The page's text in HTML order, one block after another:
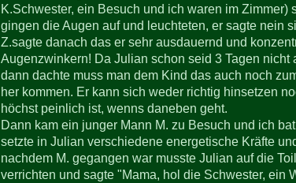
K.Schwester, ein Besuch und ich waren im
gingen die Augen auf und leuchteten, er sagte nein
Z.sagte danach das er sehr ausdauernd und
Augenzwinkern! Da Julian schon seid 3 Tagen
dann dachte muss man dem Kind das auch noch
her kommen. Er kann sich weder richtig hinsetzen
höchst peinlich ist, wenns daneben geht.
Dann kam ein junger Mann M. zu Besuch und ich
setzte in Julian verschiedene energetische Kräfte
nachdem M. gegangen war musste Julian auf die
verrichten und sagte "Mama, hol die Schwester, ein